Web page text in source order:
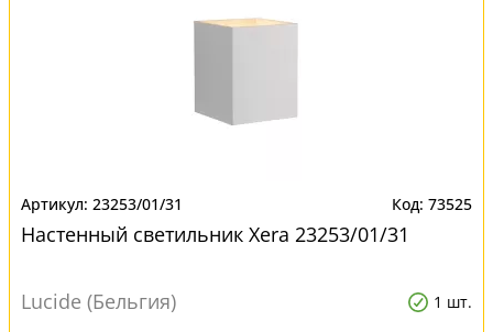
23253/01/31 73525
Настенный светильник Xera 23253/01/31
Lucide (Бельгия) 1 шт.